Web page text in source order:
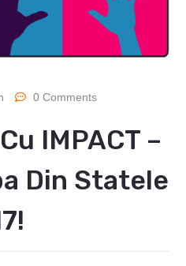
0 Comments
IMPACT –
Din Statele